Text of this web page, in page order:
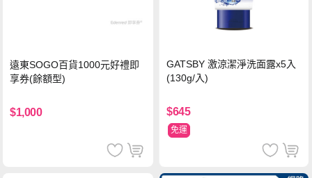
遠東SOGO百貨1000元好禮即
享券(餘額型)
$1,000
GATSBY 激涼潔淨洗面露x5入
(130g/入)
$645
免運